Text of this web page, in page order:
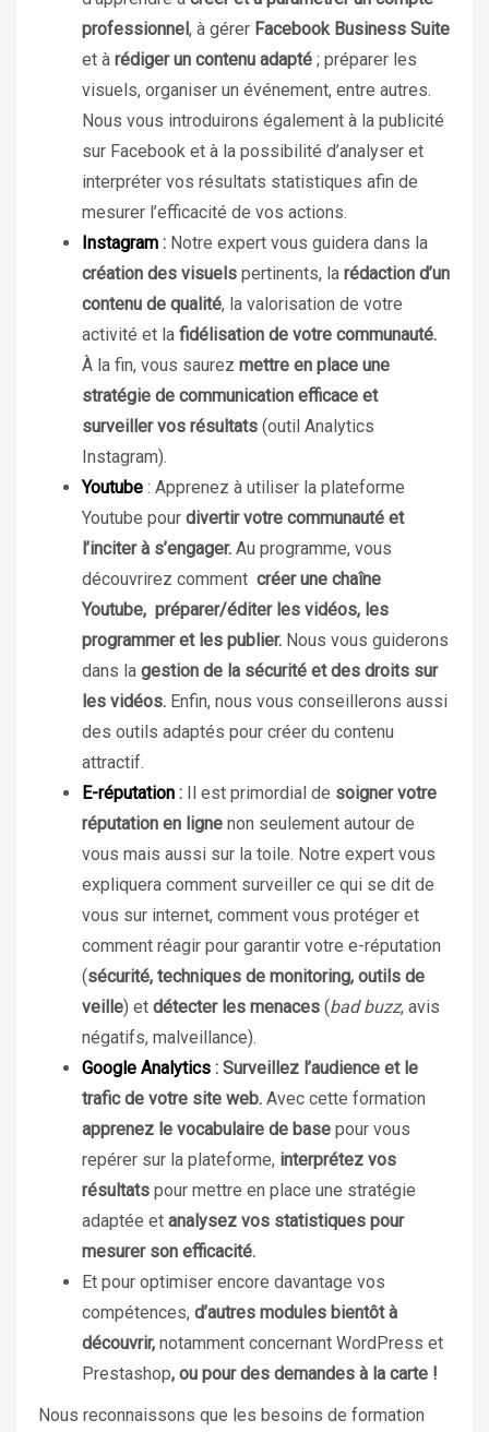
professionnel, à gérer Facebook Business Suite
et à rédiger un contenu adapté ; préparer les
visuels, organiser un événement, entre autres.
Nous vous introduirons également à la publicité
sur Facebook et à la possibilité d’analyser et
interpréter vos résultats statistiques afin de
mesurer l’efficacité de vos actions.
Instagram : Notre expert vous guidera dans la
création des visuels pertinents, la rédaction d’un
contenu de qualité, la valorisation de votre
activité et la fidélisation de votre communauté.
À la fin, vous saurez mettre en place une
stratégie de communication efficace et
surveiller vos résultats (outil Analytics
Instagram).
Youtube : Apprenez à utiliser la plateforme
Youtube pour divertir votre communauté et
l’inciter à s’engager. Au programme, vous
découvrirez comment créer une chaîne
Youtube, préparer/éditer les vidéos, les
programmer et les publier. Nous vous guiderons
dans la gestion de la sécurité et des droits sur
les vidéos. Enfin, nous vous conseillerons aussi
des outils adaptés pour créer du contenu
attractif.
E-réputation : Il est primordial de soigner votre
réputation en ligne non seulement autour de
vous mais aussi sur la toile. Notre expert vous
expliquera comment surveiller ce qui se dit de
vous sur internet, comment vous protéger et
comment réagir pour garantir votre e-réputation
(sécurité, techniques de monitoring, outils de
veille) et détecter les menaces (bad buzz, avis
négatifs, malveillance).
Google Analytics : Surveillez l’audience et le
trafic de votre site web. Avec cette formation
apprenez le vocabulaire de base pour vous
repérer sur la plateforme, interprétez vos
résultats pour mettre en place une stratégie
adaptée et analysez vos statistiques pour
mesurer son efficacité.
Et pour optimiser encore davantage vos
compétences, d’autres modules bientôt à
découvrir, notamment concernant WordPress et
Prestashop, ou pour des demandes à la carte !
Nous reconnaissons que les besoins de formation